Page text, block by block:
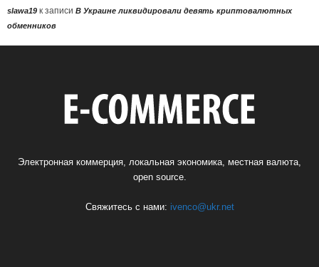
slawa19 к записи В Украине ликвидировали девять криптовалютных
обменников
Электронная коммерция, локальная экономика, местная валюта,
open source.
Свяжитесь с нами: ivenco@ukr.net